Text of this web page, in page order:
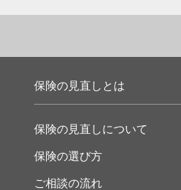
保険の見直しとは
保険の見直しについて
保険の選び方
ご相談の流れ